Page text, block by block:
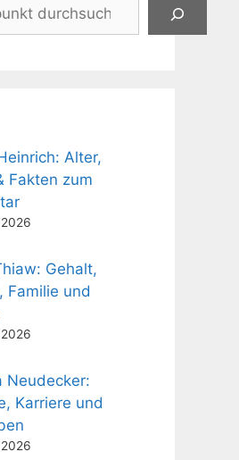
Alter,
Fakten zum
Gehalt,
Familie und
Neudecker:
Karriere und